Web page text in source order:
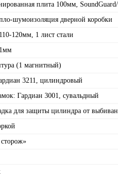
плита 100мм,
шумоизоляция дверной коробки
120мм, 1 лист стали
(1 магнитный)
3211, цилиндровый
Гардиан 3001, сувальдный
для защиты цилиндра от